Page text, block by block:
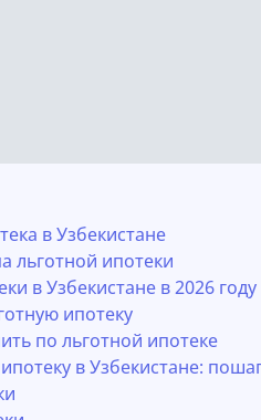
в Узбекистане
льготной ипотеки
в Узбекистане в 2026 году
ипотеку
по льготной ипотеке
в Узбекистане: